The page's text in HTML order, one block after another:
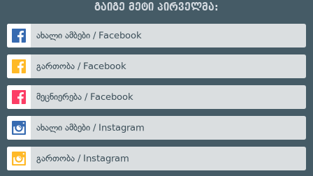
გაიგე მეტი პირველმა:
ახალი ამბები / Facebook
გართობა / Facebook
მეცნიერება / Facebook
ახალი ამბები / Instagram
გართობა / Instagram